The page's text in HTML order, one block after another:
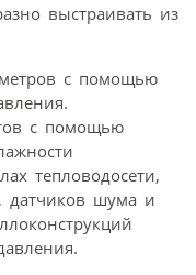
выстраивать из
с помощью
с помощью
тепловодосети,
датчиков шума и